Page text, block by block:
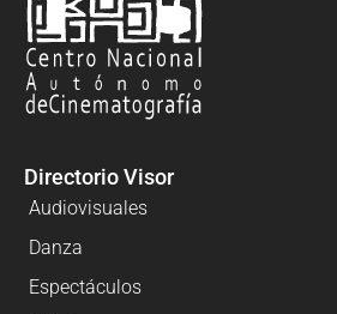
Directorio Visor
Audiovisuales
Danza
Espectáculos